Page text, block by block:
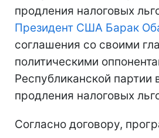
продления налоговых
Президент США Барак
соглашения со своими
политическими
Республиканской партии
продления налоговых
Согласно договору,